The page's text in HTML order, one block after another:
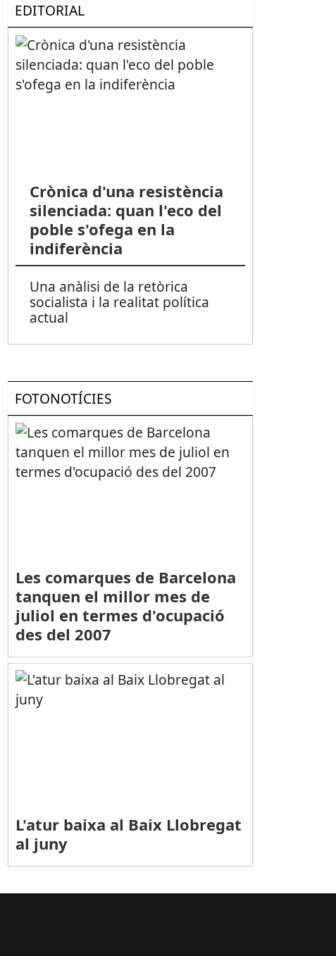
(FUTBOL SALA): La Penya Esplugues jugarà la final de la
EDITORIAL
Crònica d'una resistència
silenciada: quan l'eco del
poble s'ofega en la
indiferència
Una anàlisi de la retòrica
socialista i la realitat política
actual
FOTONOTÍCIES
Les comarques de Barcelona
tanquen el millor mes de
juliol en termes d'ocupació
des del 2007
L'atur baixa al Baix Llobregat
al juny